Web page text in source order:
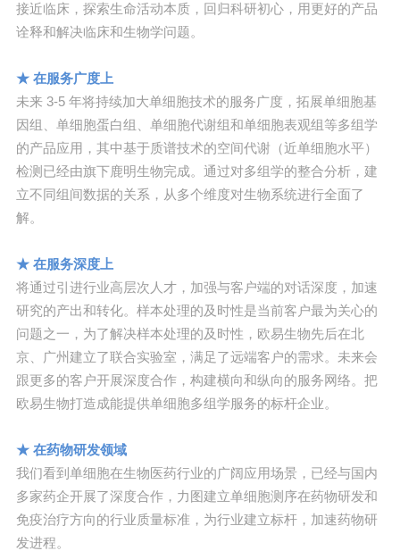
接近临床，探索生命活动本质，回归科研初心，用更好的产品
诠释和解决临床和生物学问题。
★ 在服务广度上
未来 3-5 年将持续加大单细胞技术的服务广度，拓展单细胞基
因组、单细胞蛋白组、单细胞代谢组和单细胞表观组等多组学
的产品应用，其中基于质谱技术的空间代谢（近单细胞水平）
检测已经由旗下鹿明生物完成。通过对多组学的整合分析，建
立不同组间数据的关系，从多个维度对生物系统进行全面了
解。
★ 在服务深度上
将通过引进行业高层次人才，加强与客户端的对话深度，加速
研究的产出和转化。样本处理的及时性是当前客户最为关心的
问题之一，为了解决样本处理的及时性，欧易生物先后在北
京、广州建立了联合实验室，满足了远端客户的需求。未来会
跟更多的客户开展深度合作，构建横向和纵向的服务网络。把
欧易生物打造成能提供单细胞多组学服务的标杆企业。
★ 在药物研发领域
我们看到单细胞在生物医药行业的广阔应用场景，已经与国内
多家药企开展了深度合作，力图建立单细胞测序在药物研发和
免疫治疗方向的行业质量标准，为行业建立标杆，加速药物研
发进程。